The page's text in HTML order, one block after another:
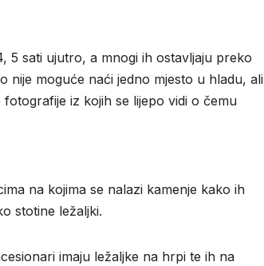
5 sati ujutro, a mnogi ih ostavljaju preko
nije moguće naći jedno mjesto u hladu, ali
iz kojih se lijepo vidi o čemu
na kojima se nalazi kamenje kako ih
stotine ležaljki.
imaju ležaljke na hrpi te ih na